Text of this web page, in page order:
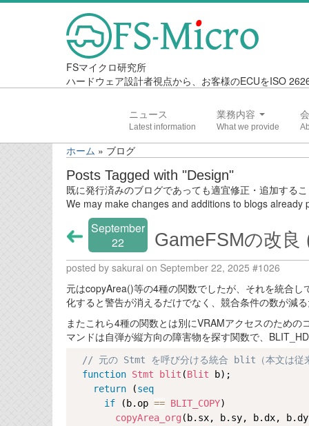
FSマイクロ研究所
ハードウェア設計者視点から、お客様のECUをISO
ニュース 業務内容
ホーム » ブログ
Posts Tagged with "Design"
既に発行済みのブログであっても適宜修正・追加するこ
We may make changes and additions to blogs already
September
22
GameFSMの改良
posted by sakurai on September 22, 2025 #1026
元はcopyArea()等の4種の関数でしたが、それを統合
化すると警告が消えるだけでなく、競合条件の数が減
またこれら4種の関数とは別にVRAMアクセスのため
マンドは自弾が縦方向の障害物を探す関数で、
// 元の Stmt を呼び分ける統合 blit（本文は従来
function Stmt blit (Blit b);
return (seq
if (b.op == BLIT_COPY)
copyArea_org (b.sx, b.sy, b.dx,